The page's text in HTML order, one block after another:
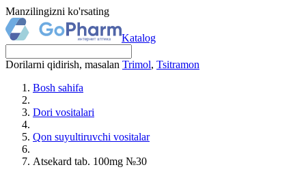
Manzilingizni ko'rsating
Katalog
Dorilarni qidirish, masalan Trimol, Tsitramon
Bosh sahifa
Dori vositalari
Qon suyultiruvchi vositalar
Atsekard tab. 100mg №30